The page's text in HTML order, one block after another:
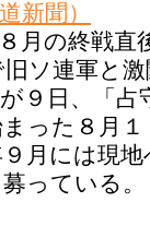
新聞）
月の終戦直
ソ連軍と
９日、「占
った８月
月には現
っている。